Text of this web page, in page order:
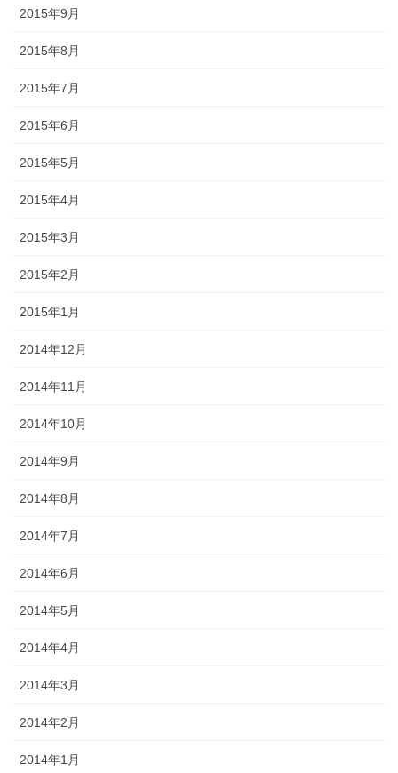
2015年9月
2015年8月
2015年7月
2015年6月
2015年5月
2015年4月
2015年3月
2015年2月
2015年1月
2014年12月
2014年11月
2014年10月
2014年9月
2014年8月
2014年7月
2014年6月
2014年5月
2014年4月
2014年3月
2014年2月
2014年1月